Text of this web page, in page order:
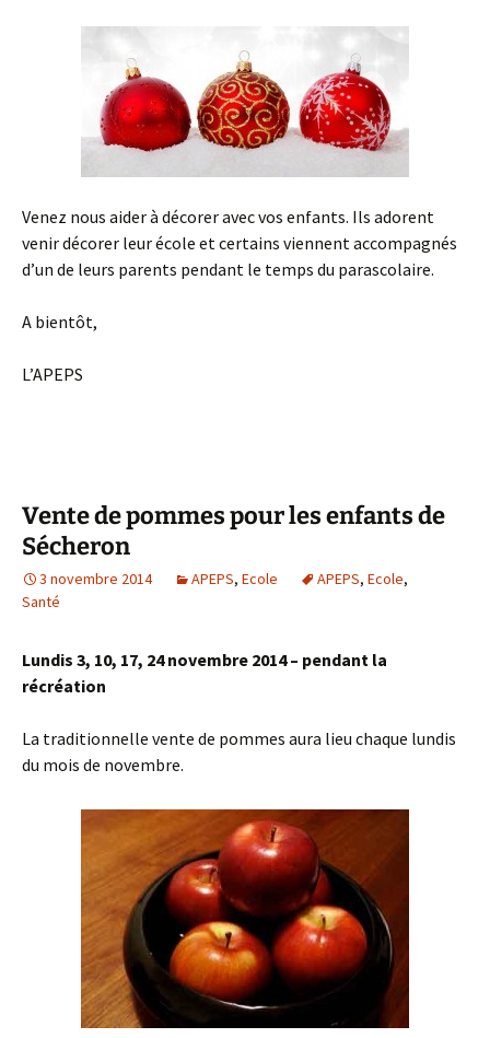
Venez nous aider à décorer avec vos enfants. Ils adorent
venir décorer leur école et certains viennent accompagnés
d’un de leurs parents pendant le temps du parascolaire.
A bientôt,
L’APEPS
Vente de pommes pour les enfants de
Sécheron
3 novembre 2014 APEPS, Ecole APEPS, Ecole,
Santé
Lundis 3, 10, 17, 24 novembre 2014 – pendant la
récréation
La traditionnelle vente de pommes aura lieu chaque lundis
du mois de novembre.